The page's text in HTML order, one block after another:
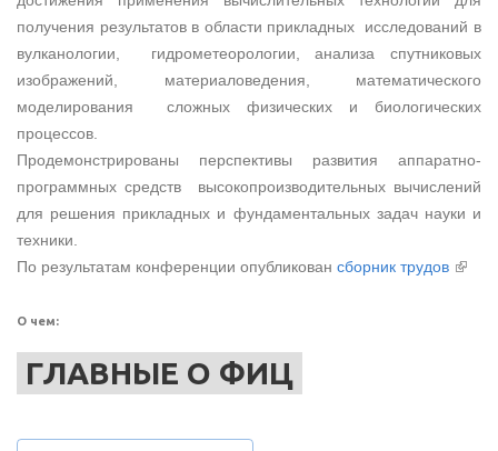
получения результатов в области прикладных исследований в
вулканологии, гидрометеорологии, анализа спутниковых
изображений, материаловедения, математического
моделирования сложных физических и биологических
процессов.
Продемонстрированы перспективы развития аппаратно-
программных средств высокопроизводительных вычислений
для решения прикладных и фундаментальных задач науки и
техники.
По результатам конференции опубликован сборник трудов
О чем:
ГЛАВНЫЕ О ФИЦ